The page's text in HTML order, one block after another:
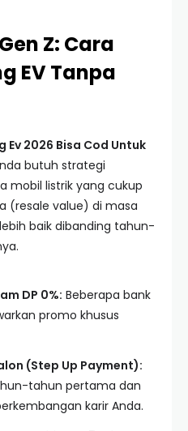
Z: Cara
EV Tanpa
Ev 2026 Bisa Cod Untuk
butuh strategi
mobil listrik yang cukup
(resale value) di masa
baik dibanding tahun-
DP 0%: Beberapa bank
promo khusus
(Step Up Payment):
tahun pertama dan
karir Anda.